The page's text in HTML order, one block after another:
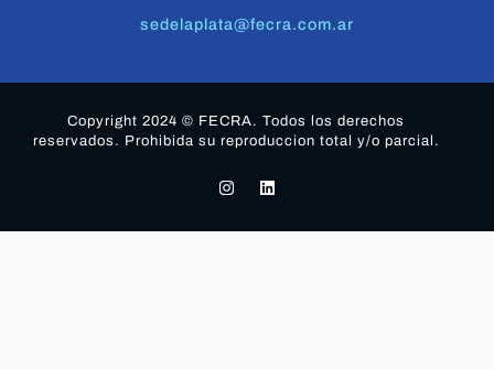
sedelaplata@fecra.com.ar
Copyright 2024 © FECRA. Todos los derechos
reservados. Prohibida su reproduccion total y/o parcial.